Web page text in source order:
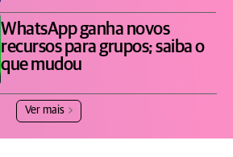
WhatsApp ganha novos
recursos para grupos; saiba o
que mudou
Ver mais